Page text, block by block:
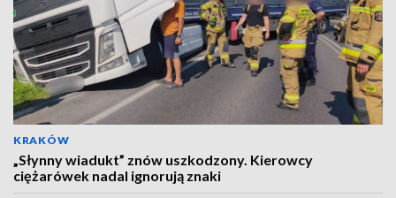
KRAKÓW
„Słynny wiadukt” znów uszkodzony. Kierowcy
ciężarówek nadal ignorują znaki